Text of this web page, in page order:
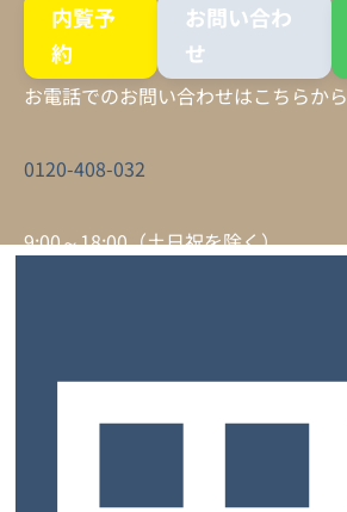
内覧予
約
お問い合わ
せ
お電話でのお問い合わせはこちらから
0120-408-032
9:00～18:00（土日祝を除く）